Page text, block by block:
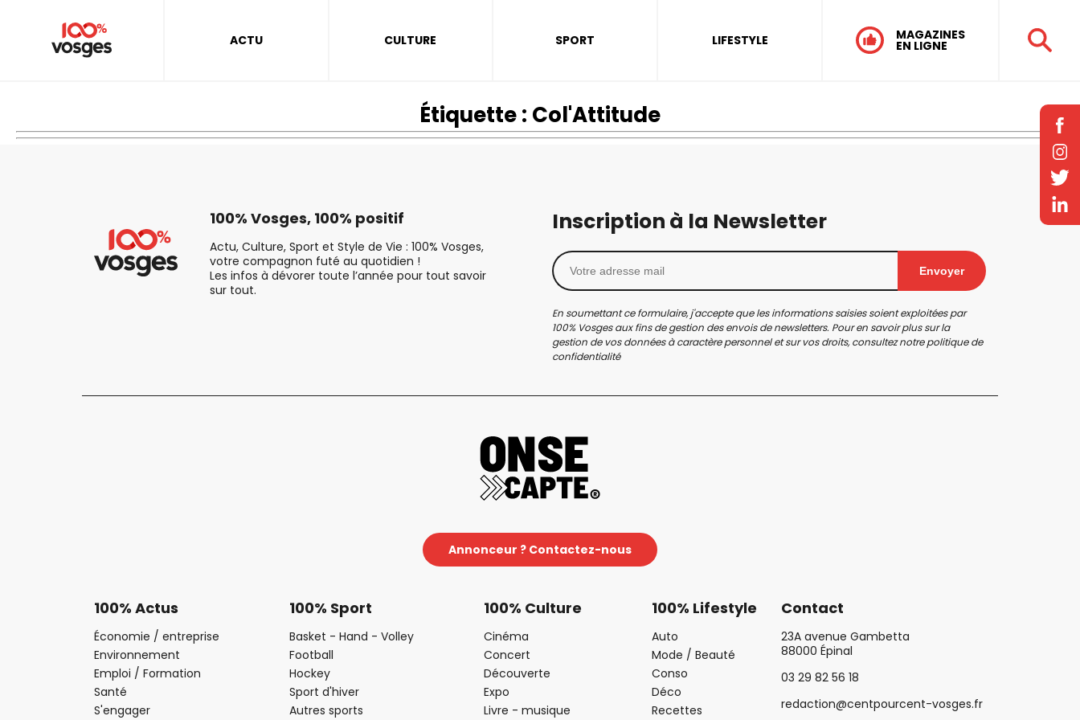
ACTU CULTURE SPORT LIFESTYLE MAGAZINES
EN LIGNE
Étiquette : Col'Attitude
100% Vosges, 100% positif
Actu, Culture, Sport et Style de Vie : 100% Vosges,
votre compagnon futé au quotidien !
Les infos à dévorer toute l’année pour tout savoir
sur tout.
Inscription à la Newsletter
Envoyer
En soumettant ce formulaire, j'accepte que les informations saisies soient exploitées par
100% Vosges aux fins de gestion des envois de newsletters. Pour en savoir plus sur la
gestion de vos données à caractère personnel et sur vos droits, consultez notrepolitique de
confidentialité
Annonceur ? Contactez-nous
100% Actus
Économie / entreprise
Environnement
Emploi / Formation
Santé
S'engager
100% Sport
Basket - Hand - Volley
Football
Hockey
Sport d'hiver
Autres sports
100% Culture
Cinéma
Concert
Découverte
Expo
Livre - musique
100% Lifestyle
Auto
Mode / Beauté
Conso
Déco
Recettes
Contact
23A avenue Gambetta
88000 Épinal
03 29 82 56 18
redaction@centpourcent-vosges.fr